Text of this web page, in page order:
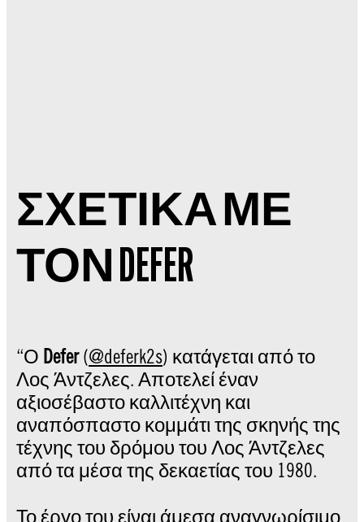
ΣΧΕΤΙΚΑ ΜΕ
ΤΟΝ DEFER
“Ο Defer(@deferk2s) κατάγεται από το
Λος Άντζελες. Αποτελεί έναν
αξιοσέβαστο καλλιτέχνη και
αναπόσπαστο κομμάτι της σκηνής της
τέχνης του δρόμου του Λος Άντζελες
από τα μέσα της δεκαετίας του 1980.
Το έργο του είναι άμεσα αναγνωρίσιμο